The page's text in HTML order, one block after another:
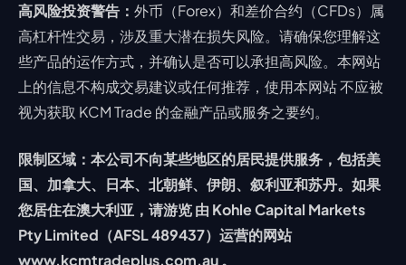
高风险投资警告： 外币（Forex）和差价合约（CFDs）属
高杠杆性交易，涉及重大潜在损失风险。请确保您理解这
些产品的运作方式，并确认是否可以承担高风险。本网站
上的信息不构成交易建议或任何推荐，使用本网站 不应被
视为获取 KCM Trade 的金融产品或服务之要约。
限制区域：本公司不向某些地区的居民提供服务，包括美
国、加拿大、日本、北朝鲜、伊朗、叙利亚和苏丹。如果
您居住在澳大利亚，请游览 由 Kohle Capital Markets
Pty Limited（AFSL 489437）运营的网站
www.kcmtradeplus.com.au 。